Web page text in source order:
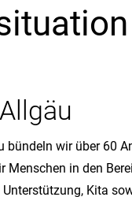
bündeln wir über 60
Menschen in den
Kita